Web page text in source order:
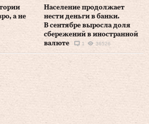
а не
Население продолжает
нести деньги в банки.
В сентябре выросла доля
сбережений в иностранной
валюте
1 36526